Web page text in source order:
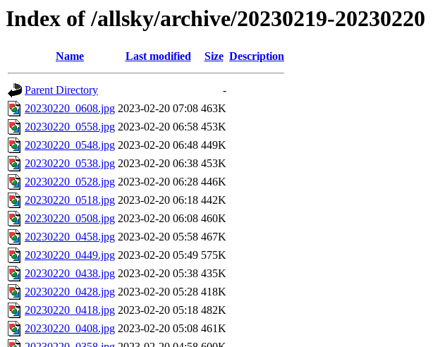
Index of /allsky/archive/20230219-20230220
Name Last modified Size Description
Parent Directory
-
20230220_0608.jpg 2023-02-20 07:08 463K
20230220_0558.jpg 2023-02-20 06:58 453K
20230220_0548.jpg 2023-02-20 06:48 449K
20230220_0538.jpg 2023-02-20 06:38 453K
20230220_0528.jpg 2023-02-20 06:28 446K
20230220_0518.jpg 2023-02-20 06:18 442K
20230220_0508.jpg 2023-02-20 06:08 460K
20230220_0458.jpg 2023-02-20 05:58 467K
20230220_0449.jpg 2023-02-20 05:49 575K
20230220_0438.jpg 2023-02-20 05:38 435K
20230220_0428.jpg 2023-02-20 05:28 418K
20230220_0418.jpg 2023-02-20 05:18 482K
20230220_0408.jpg 2023-02-20 05:08 461K